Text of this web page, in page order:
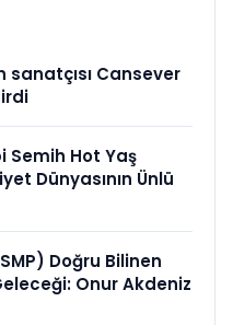
Cansever
Semih Hot Yaş
Dünyasının Ünlü
Doğru Bilinen
Onur Akdeniz